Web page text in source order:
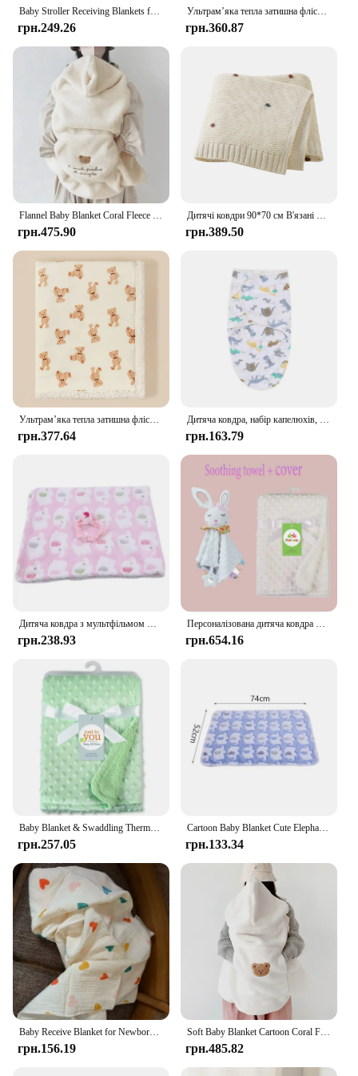
Baby Stroller Receiving Blankets for Newborns Infant Toddler Boys Muslin Swaddle Blanket Soft Warm Thermal Fleece Blanket Covers
грн.249.26
Ультрам’яка тепла затишна флісова ковдра для малюків, пухнаста ковдра для ліжечка або новонароджених, мила тепла дитяча ковдра
грн.360.87
Flannel Baby Blanket Coral Fleece Stroller Cover Cute Bear Winter Windproof Kids Blankets Infant Nap Warm Quilt Swaddle Wrap
грн.475.90
Дитячі ковдри 90*70 см В'язані новонароджені діти хлопчики дівчатка надм'який бавовняний мусліновий сповивач речі дитяче ковдра простирадло
грн.389.50
грн.377.64 грн.163.79
грн.238.93 грн.654.16
грн.257.05
Cartoon Baby Blanket Cute Elephant Baby Products Newborn Elephant Air Conditioning Quilt Infant Bedding Swaddle Wrap Blanket
грн.133.34
грн.156.19
Soft Baby Blanket Cartoon Coral Fleece Embroidered Bear Rabbit Warm Comforter Baby Stroller Blanket Infant Cloak Nap Cover
грн.485.82